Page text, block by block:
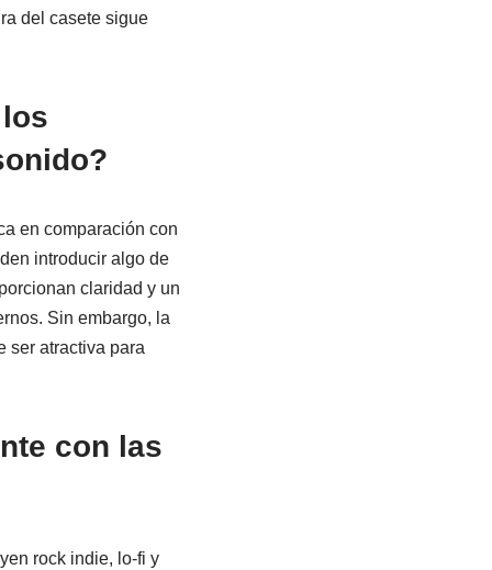
del casete sigue
en comparación con
introducir algo de
claridad y un
Sin embargo, la
ser atractiva para
con las
rock indie, lo-fi y